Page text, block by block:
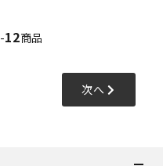
-12商品
次へ